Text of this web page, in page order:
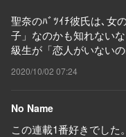
聖奈のﾊﾞﾂｲﾁ彼氏は､女
子」なのかも知れない
級生が「恋人がいない
2020/10/02 07:24
No Name
この連載1番好きでした